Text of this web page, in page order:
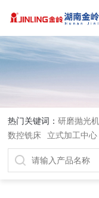
热门关键词：研磨抛光机
数控铣床
立式加工中心